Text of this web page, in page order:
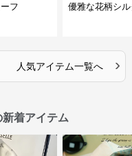
フ 優雅な花柄シ
人気アイテム一覧へ ›
着アイテム